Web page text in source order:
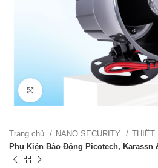
Trang chủ NANO SECURITY
THIẾT
Phụ Kiện Báo Động Picotech, Karassn